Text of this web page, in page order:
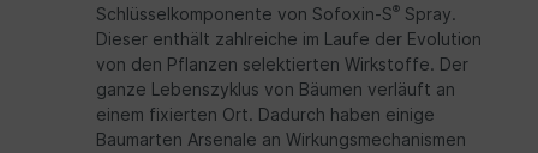
Schlüsselkomponente von Sofoxin-S® Spray.
Dieser enthält zahlreiche im Laufe der Evolution
von den Pflanzen selektierten Wirkstoffe. Der
ganze Lebenszyklus von Bäumen verläuft an
einem fixierten Ort. Dadurch haben einige
Baumarten Arsenale an Wirkungsmechanismen